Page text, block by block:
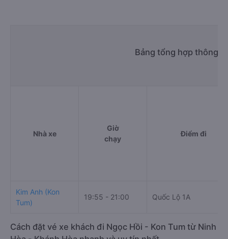
Bảng tổng hợp thông
Nhà xe
Giờ
chạy
Điểm đi
Kim Anh (Kon
Tum)
19:55 - 21:00 Quốc Lộ 1A
Cách đặt vé xe khách đi Ngọc Hồi - Kon Tum từ Ninh